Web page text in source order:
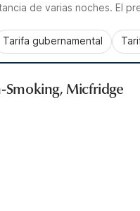
de varias noches. El
Tarifa gubernamental
Smoking, Micfridge